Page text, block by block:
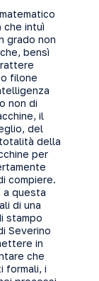
che intuì
grado non
bensì
filone
non di
il
del
della
per
compiere.
a questa
di una
stampo
Severino
in
che
formali, i